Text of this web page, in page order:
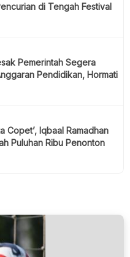
di Tengah Festival
Pemerintah Segera
Pendidikan, Hormati
Copet’, Iqbaal Ramadhan
Puluhan Ribu Penonton